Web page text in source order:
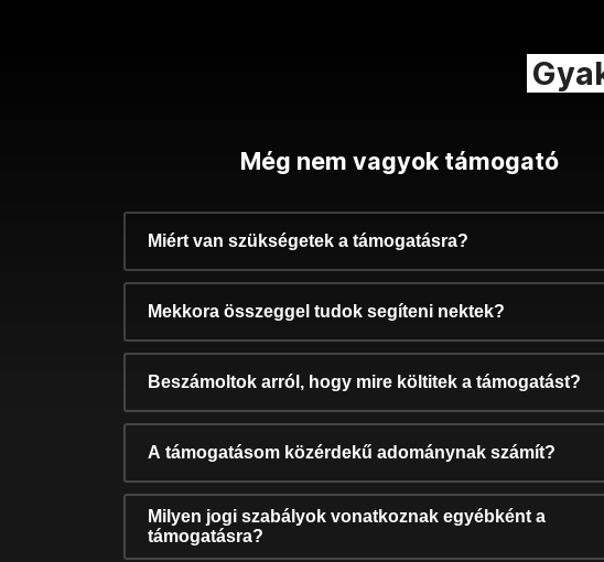
Még nem vagyok támogató
Miért van szükségetek a támogatásra?
Mekkora összeggel tudok segíteni nektek?
Beszámoltok arról, hogy mire költitek a támogatást?
A támogatásom közérdekű adománynak számít?
Milyen jogi szabályok vonatkoznak egyébként a
támogatásra?